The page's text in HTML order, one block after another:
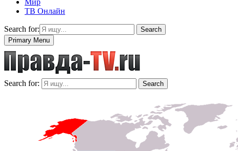
Мир
ТВ Онлайн
Search for:
Search
Primary Menu
Search for: Search